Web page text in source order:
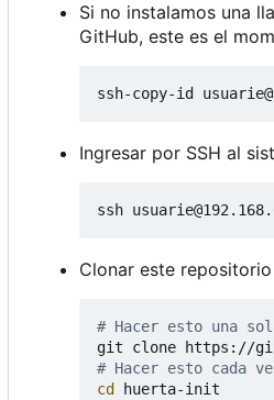
Si no instalamos una
GitHub, este es el
ssh-copy-id
Ingresar por SSH al
Clonar este
# Hacer esto una
# Hacer esto cada
cd